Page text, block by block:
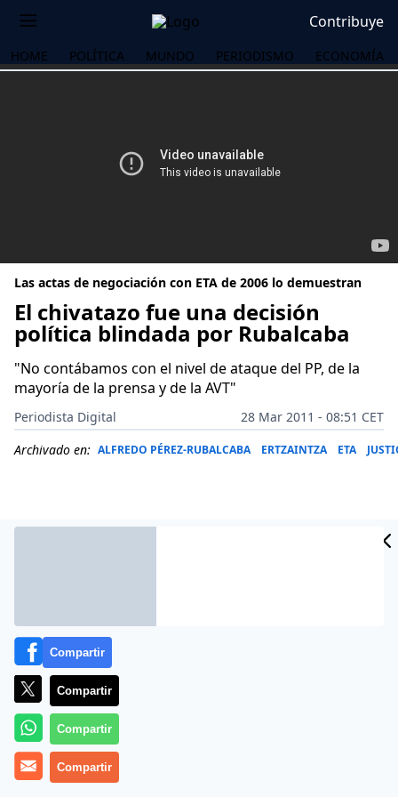
Contribuye
HOME POLÍTICA MUNDO PERIODISMO ECONOMÍA
Las actas de negociación con ETA de 2006 lo demuestran
El chivatazo fue una decisión
política blindada por Rubalcaba
"No contábamos con el nivel de ataque del PP, de la
mayoría de la prensa y de la AVT"
Periodista Digital
28 Mar 2011 - 08:51 CET
Archivado en: ALFREDO PÉREZ-RUBALCABA ERTZAINTZA ETA
Más información
Compartir
Compartir
Compartir
Compartir